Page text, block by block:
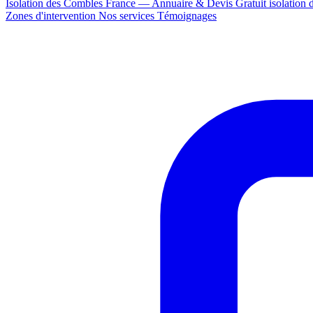
Isolation des Combles France — Annuaire & Devis Gratuit isolation
Zones d'intervention Nos services Témoignages